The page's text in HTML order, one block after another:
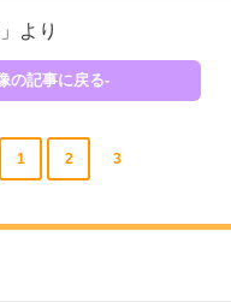
より
の記事に戻る-
1 2 3